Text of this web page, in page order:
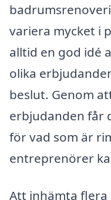
variera mycket i
alltid en god idé
olika
beslut. Genom
erbjudanden får
för vad som är
entreprenörer
Att inhämta